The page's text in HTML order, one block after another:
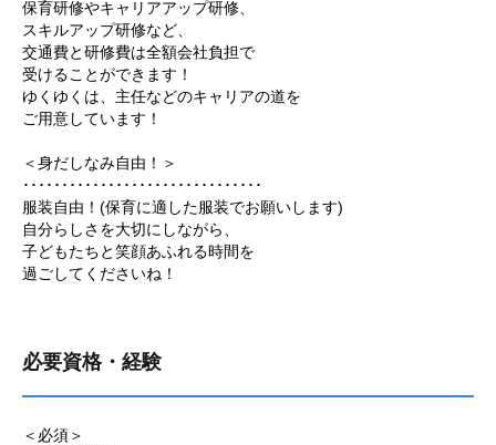
保育研修やキャリアアップ研修、
スキルアップ研修など、
交通費と研修費は全額会社負担で
受けることができます！
ゆくゆくは、主任などのキャリアの道を
ご用意しています！
＜身だしなみ自由！＞
･･･････････････････････････････
服装自由！(保育に適した服装でお願いします)
自分らしさを大切にしながら、
子どもたちと笑顔あふれる時間を
過ごしてくださいね！
必要資格・経験
＜必須＞